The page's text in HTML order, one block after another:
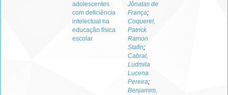
adolescentes
com deficiência
intelectual na
educação física
escolar
Jônatas de
França;
Coquerel,
Patrick
Ramon
Stafin;
Cabral,
Ludmila
Lucena
Pereira;
Benjamim,